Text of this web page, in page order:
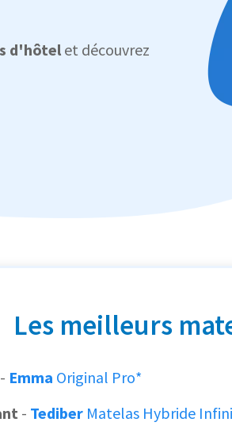
d'hôtel et découvrez
Les meilleurs
- Emma Original Pro*
- Tediber Matelas Hybride